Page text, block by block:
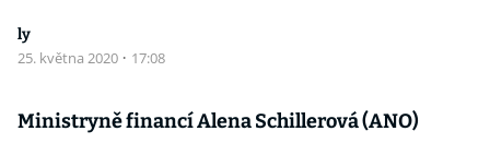
ly
25. května 2020 · 17:08
Ministryně financí Alena Schillerová (ANO)